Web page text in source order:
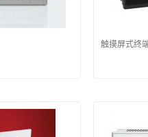
触摸屏式终